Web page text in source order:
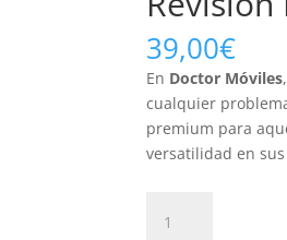
39,00€
En Doctor Móviles
cualquier
premium para
versatilidad en
Huawei